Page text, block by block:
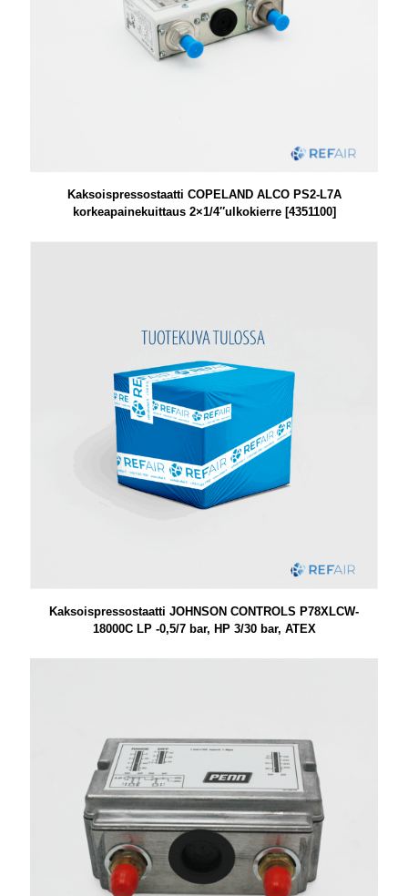
Kaksoispressostaatti COPELAND ALCO PS2-L7A
korkeapainekuittaus 2×1/4″ulkokierre [4351100]
Kaksoispressostaatti JOHNSON CONTROLS P78XLCW-
18000C LP -0,5/7 bar, HP 3/30 bar, ATEX